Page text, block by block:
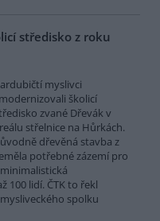
středisko z roku
myslivci
školicí
zvané Dřevák v
střelnice na Hůrkách.
dřevěná stavba z
potřebné zázemí pro
100 lidí. ČTK to řekl
spolku